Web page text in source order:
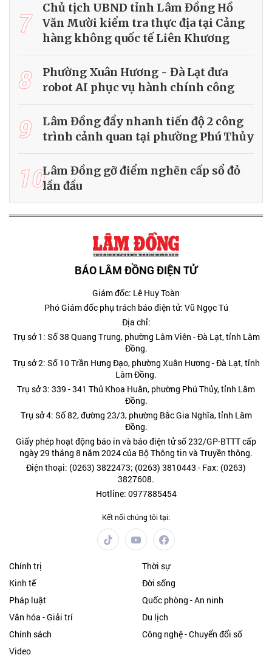
7
Chủ tịch UBND tỉnh Lâm Đồng Hồ
Văn Mười kiểm tra thực địa tại Cảng
hàng không quốc tế Liên Khương
8
Phường Xuân Hương - Đà Lạt đưa
robot AI phục vụ hành chính công
9
Lâm Đồng đẩy nhanh tiến độ 2 công
trình cảnh quan tại phường Phú Thủy
10Lâm Đồng gỡ điểm nghẽn cấp sổ đỏ
lần đầu
BÁO LÂM ĐỒNG ĐIỆN TỬ
Giám đốc: Lê Huy Toàn
Phó Giám đốc phụ trách báo điện tử: Vũ Ngọc Tú
Địa chỉ:
Trụ sở 1: Số 38 Quang Trung, phường Lâm Viên - Đà Lạt, tỉnh Lâm
Đồng.
Trụ sở 2: Số 10 Trần Hưng Đạo, phường Xuân Hương - Đà Lạt, tỉnh
Lâm Đồng.
Trụ sở 3: 339 - 341 Thủ Khoa Huân, phường Phú Thủy, tỉnh Lâm
Đồng.
Trụ sở 4: Số 82, đường 23/3, phường Bắc Gia Nghĩa, tỉnh Lâm
Đồng.
Giấy phép hoạt động báo in và báo điện tử số 232/GP-BTTT cấp
ngày 29 tháng 8 năm 2024 của Bộ Thông tin và Truyền thông.
Điện thoại: (0263) 3822473; (0263) 3810443 - Fax: (0263)
3827608.
Hotline: 0977885454
Kết nối chúng tôi tại:
Chính trị
Thời sự
Kinh tế
Đời sống
Pháp luật
Quốc phòng - An ninh
Văn hóa - Giải trí
Du lịch
Chính sách
Công nghệ - Chuyển đổi số
Video